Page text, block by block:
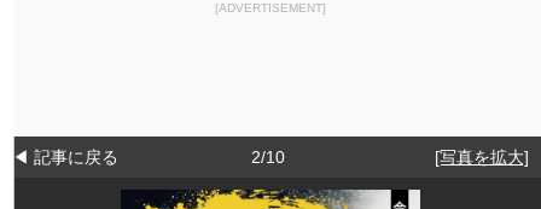
[ADVERTISEMENT]
◀ 記事に戻る 2/10 [写真を拡大]